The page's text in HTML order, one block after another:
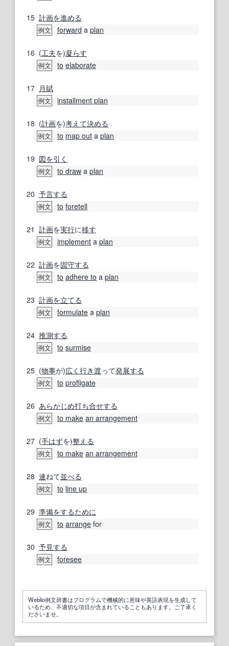
15 計画を進める
例文 forward a plan
16 (工夫を)凝らす
例文 to elaborate
17 月賦
例文 installment plan
18 (計画を)考えて決める
例文 to map out a plan
19 図を引く
例文 to draw a plan
20 予言する
例文 to foretell
21 計画を実行に移す
例文 implement a plan
22 計画を固守する
例文 to adhere to a plan
23 計画を立てる
例文 formulate a plan
24 推測する
例文 to surmise
25 (物事が)広く 行き渡って発展する
例文 to profligate
26 あらかじめ打ち合せする
例文 to make an arrangement
27 (手はずを)整える
例文 to make an arrangement
28 連ねて並べる
例文 to line up
29 準備をするために
例文 to arrange for
30 予見する
例文 foresee
Weblio例文辞書はプログラムで機械的に意味や英語表現を生成して
いるため、不適切な項目が含まれていることもあります。ご了承く
ださいませ。